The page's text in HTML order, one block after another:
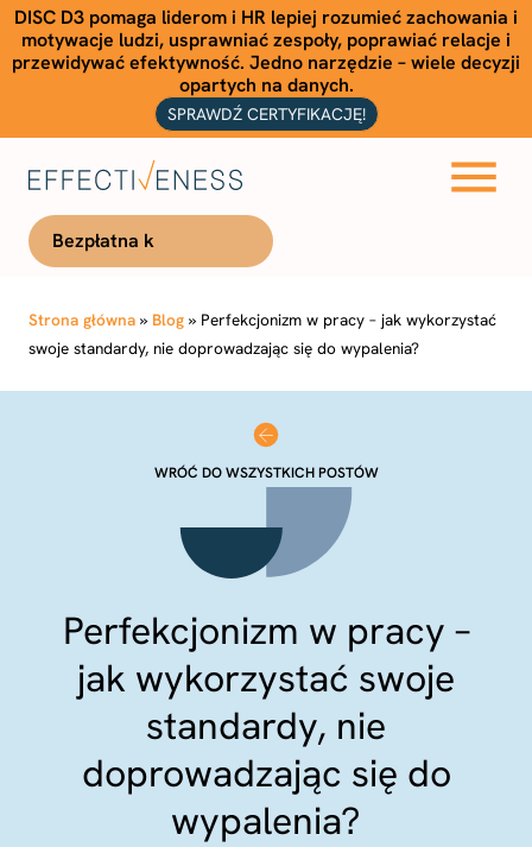
DISC D3 pomaga liderom i HR lepiej rozumieć zachowania i
motywacje ludzi, usprawniać zespoły, poprawiać relacje i
przewidywać efektywność. Jedno narzędzie – wiele decyzji
opartych na danych.
SPRAWDŹ CERTYFIKACJĘ!
Bezpłatna konsultacja
Strona główna » Blog » Perfekcjonizm w pracy – jak wykorzystać
swoje standardy, nie doprowadzając się do wypalenia?
WRÓĆ DO WSZYSTKICH POSTÓW
Perfekcjonizm w pracy –
jak wykorzystać swoje
standardy, nie
doprowadzając się do
wypalenia?